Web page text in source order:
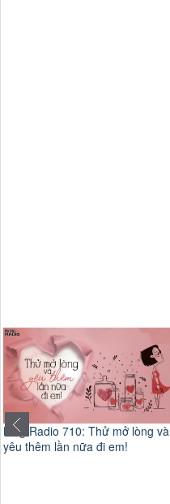
Blog Radio 710: Thử mở lòng và
yêu thêm lần nữa đi em!